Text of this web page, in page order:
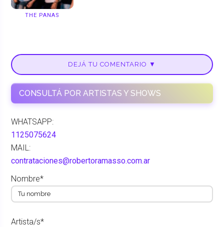
THE PANAS
DEJÁ TU COMENTARIO ▼
CONSULTÁ POR ARTISTAS Y SHOWS
WHATSAPP:
1125075624
MAIL:
contrataciones@robertoramasso.com.ar
Nombre*
Artista/s*